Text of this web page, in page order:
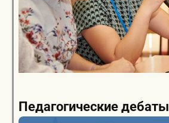
Педагогические дебаты